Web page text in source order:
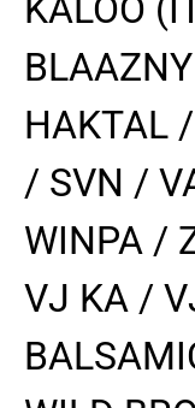
KALOO
HAKTAL
/ SVN /
WINPA /
VJ KA /